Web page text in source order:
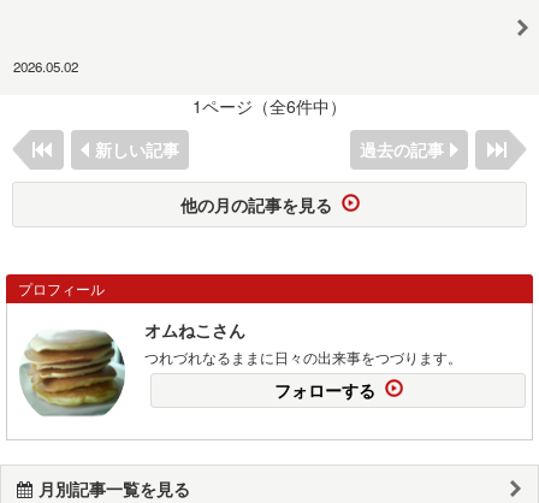
2026.05.02
1ページ（全6件中）
新しい記事
過去の記事
他の月の記事を見る
プロフィール
オムねこさん
つれづれなるままに日々の出来事をつづります。
フォローする
月別記事一覧を見る